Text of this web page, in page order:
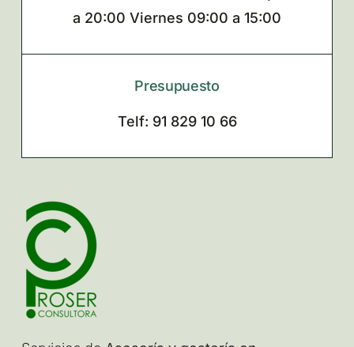
a 20:00 Viernes 09:00 a 15:00
Presupuesto
Telf: 91 829 10 66